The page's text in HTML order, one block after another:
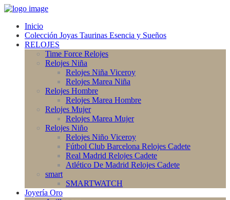
Inicio
Colección Joyas Taurinas Esencia y Sueños
RELOJES
Time Force Relojes
Relojes Niña
Relojes Niña Viceroy
Relojes Marea Niña
Relojes Hombre
Relojes Marea Hombre
Relojes Mujer
Relojes Marea Mujer
Relojes Niño
Relojes Niño Viceroy
Fútbol Club Barcelona Relojes Cadete
Real Madrid Relojes Cadete
Atlético De Madrid Relojes Cadete
smart
SMARTWATCH
Joyería Oro